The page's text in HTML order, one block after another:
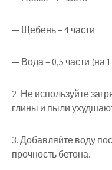
— Щебень – 4 части
— Вода – 0,5 части (на
2. Не используйте
глины и пыли
3. Добавляйте воду
прочность бетона.